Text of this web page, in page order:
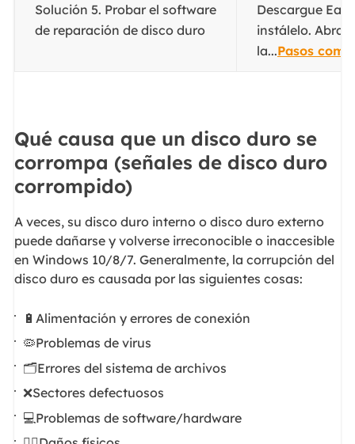
Solución 5. Probar el software
de reparación de disco duro
Descargue
instálelo. Abra
la...Pasos
Qué causa que un disco duro se
corrompa (señales de disco duro
corrompido)
A veces, su disco duro interno o disco duro externo
puede dañarse y volverse irreconocible o inaccesible
en Windows 10/8/7. Generalmente, la corrupción del
disco duro es causada por las siguientes cosas:
🔋Alimentación y errores de conexión
🦠Problemas de virus
🗂️Errores del sistema de archivos
❌Sectores defectuosos
💻Problemas de software/hardware